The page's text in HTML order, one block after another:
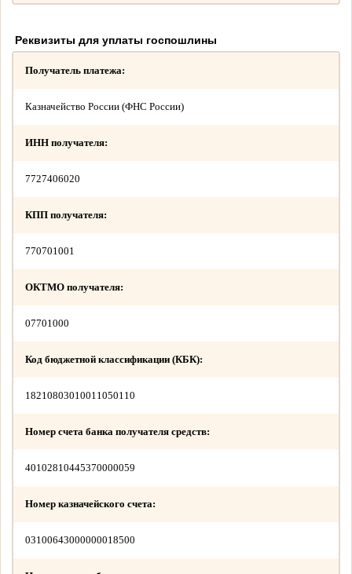
Реквизиты для уплаты госпошлины
Получатель платежа:
Казначейство России (ФНС России)
ИНН получателя:
7727406020
КПП получателя:
770701001
ОКТМО получателя:
07701000
Код бюджетной классификации (КБК):
18210803010011050110
Номер счета банка получателя средств:
40102810445370000059
Номер казначейского счета:
03100643000000018500